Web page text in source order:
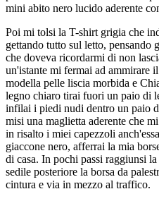
mini abito nero lucido aderente
Poi mi tolsi la T-shirt grigia che
gettando tutto sul letto, pensando
che doveva ricordarmi di non
un'istante mi fermai ad ammirare
modella pelle liscia morbida e
legno chiaro tirai fuori un paio di
infilai i piedi nudi dentro un paio
misi una maglietta aderente che
in risalto i miei capezzoli
giaccone nero, afferrai la mia
di casa. In pochi passi raggiunsi
sedile posteriore la borsa da
cintura e via in mezzo al traffico.